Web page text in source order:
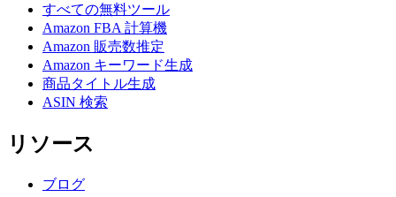
すべての無料ツール
Amazon FBA 計算機
Amazon 販売数推定
Amazon キーワード生成
商品タイトル生成
ASIN 検索
リソース
ブログ